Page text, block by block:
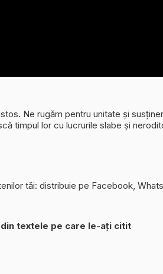
Ne rugăm pentru unitate și
timpul lor cu lucrurile slabe și
tăi: distribuie pe Facebook,
textele pe care le-ați citit